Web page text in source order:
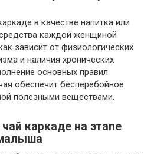
в качестве напитка или
каждой женщиной
зависит от физиологических
и наличия хронических
основных правил
обеспечит бесперебойное
полезными веществами.
каркаде на этапе